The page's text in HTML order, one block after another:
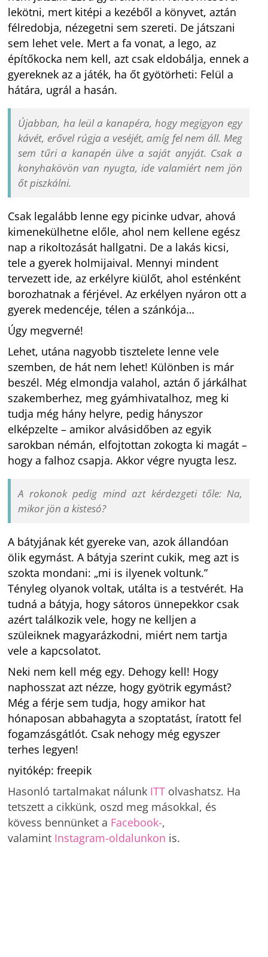
lekötni, mert kitépi a kezéből a könyvet, aztán
félredobja, nézegetni sem szereti. De játszani
sem lehet vele. Mert a fa vonat, a lego, az
építőkocka nem kell, azt csak eldobálja, ennek a
gyereknek az a játék, ha őt gyötörheti: Felül a
hátára, ugrál a hasán.
Újabban, ha leül a kanapéra, hogy megigyon egy
kávét, erővel rúgja a veséjét, amíg fel nem áll. Meg
sem tűri a kanapén ülve a saját anyját. Csak a
konyhakövön van nyugta, ide valamiért nem jön
őt piszkálni.
Csak legalább lenne egy picinke udvar, ahová
kimenekülhetne előle, ahol nem kellene egész
nap a rikoltozását hallgatni. De a lakás kicsi,
tele a gyerek holmijaival. Mennyi mindent
tervezett ide, az erkélyre kiülőt, ahol esténként
borozhatnak a férjével. Az erkélyen nyáron ott a
gyerek medencéje, télen a szánkója…
Úgy megverné!
Lehet, utána nagyobb tisztelete lenne vele
szemben, de hát nem lehet! Különben is már
beszél. Még elmondja valahol, aztán ő járkálhat
szakemberhez, meg gyámhivatalhoz, meg ki
tudja még hány helyre, pedig hányszor
elképzelte – amikor alvásidőben az egyik
sarokban némán, elfojtottan zokogta ki magát –
hogy a falhoz csapja. Akkor végre nyugta lesz.
A rokonok pedig mind azt kérdezgeti tőle: Na,
mikor jön a kistesó?
A bátyjának két gyereke van, azok állandóan
ölik egymást. A bátyja szerint cukik, meg azt is
szokta mondani: „mi is ilyenek voltunk.”
Tényleg olyanok voltak, utálta is a testvérét. Ha
tudná a bátyja, hogy sátoros ünnepekkor csak
azért találkozik vele, hogy ne kelljen a
szüleiknek magyarázkodni, miért nem tartja
vele a kapcsolatot.
Neki nem kell még egy. Dehogy kell! Hogy
naphosszat azt nézze, hogy gyötrik egymást?
Még a férje sem tudja, hogy amikor hat
hónaposan abbahagyta a szoptatást, íratott fel
fogamzásgátlót. Csak nehogy még egyszer
terhes legyen!
nyitókép: freepik
Hasonló tartalmakat nálunk ITT olvashatsz. Ha
tetszett a cikkünk, oszd meg másokkal, és
kövess bennünket a Facebook-,
valamint Instagram-oldalunkon is.